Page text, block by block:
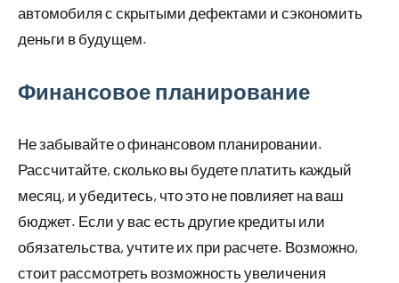
автомобиля с скрытыми дефектами и сэкономить
деньги в будущем.
Финансовое планирование
Не забывайте о финансовом планировании.
Рассчитайте, сколько вы будете платить каждый
месяц, и убедитесь, что это не повлияет на ваш
бюджет. Если у вас есть другие кредиты или
обязательства, учтите их при расчете. Возможно,
стоит рассмотреть возможность увеличения